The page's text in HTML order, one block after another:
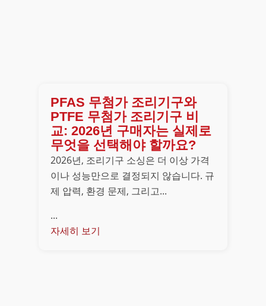
PFAS 무첨가 조리기구와
PTFE 무첨가 조리기구 비
교: 2026년 구매자는 실제로
무엇을 선택해야 할까요?
2026년, 조리기구 소싱은 더 이상 가격
이나 성능만으로 결정되지 않습니다. 규
제 압력, 환경 문제, 그리고...
...
자세히 보기